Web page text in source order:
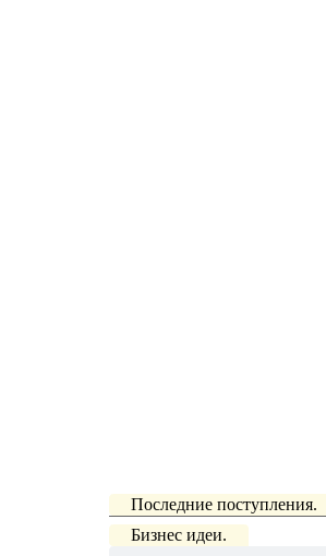
Последние поступления.
Бизнес идеи.